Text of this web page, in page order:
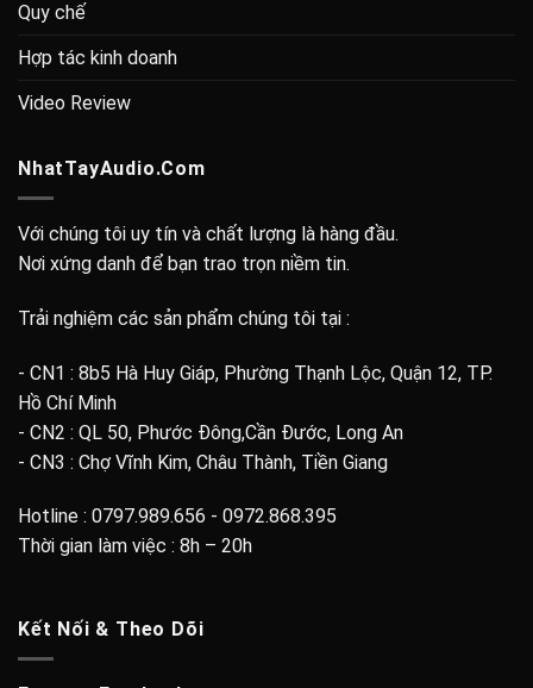
Quy chế
Hợp tác kinh doanh
Video Review
NhatTayAudio.Com
Với chúng tôi uy tín và chất lượng là hàng đầu.
Nơi xứng danh để bạn trao trọn niềm tin.
Trải nghiệm các sản phẩm chúng tôi tại :
- CN1 : 8b5 Hà Huy Giáp, Phường Thạnh Lộc, Quận 12, TP.
Hồ Chí Minh
- CN2 : QL 50, Phước Đông,Cần Đước, Long An
- CN3 : Chợ Vĩnh Kim, Châu Thành, Tiền Giang
Hotline : 0797.989.656 - 0972.868.395
Thời gian làm việc : 8h – 20h
Kết Nối & Theo Dõi